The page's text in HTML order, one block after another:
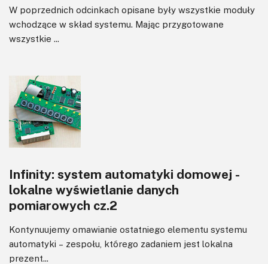
W poprzednich odcinkach opisane były wszystkie moduły
wchodzące w skład systemu. Mając przygotowane
wszystkie ...
Infinity: system automatyki domowej -
lokalne wyświetlanie danych
pomiarowych cz.2
Kontynuujemy omawianie ostatniego elementu systemu
automatyki – zespołu, którego zadaniem jest lokalna
prezent...